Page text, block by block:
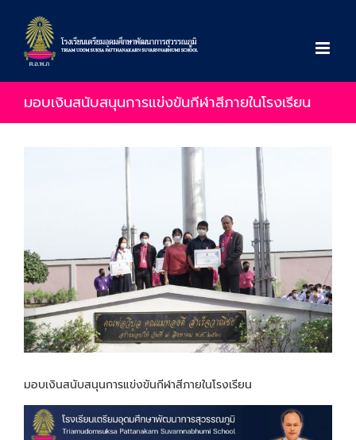
content
มอบเงินสนับสนุนการแข่งขันกีฬาสีภายในโรงเรียน
มอบเงินสนับสนุนการแข่งขันกีฬาสีภายในโรงเรียน